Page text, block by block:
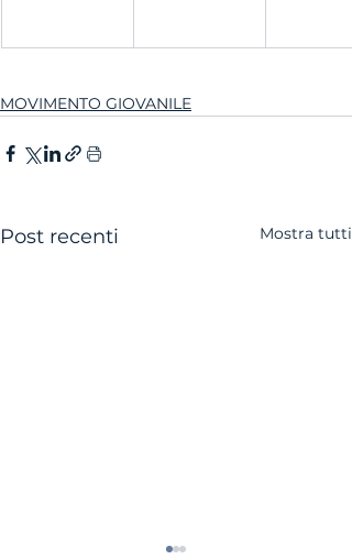
MOVIMENTO GIOVANILE
Post recenti Mostra tutti